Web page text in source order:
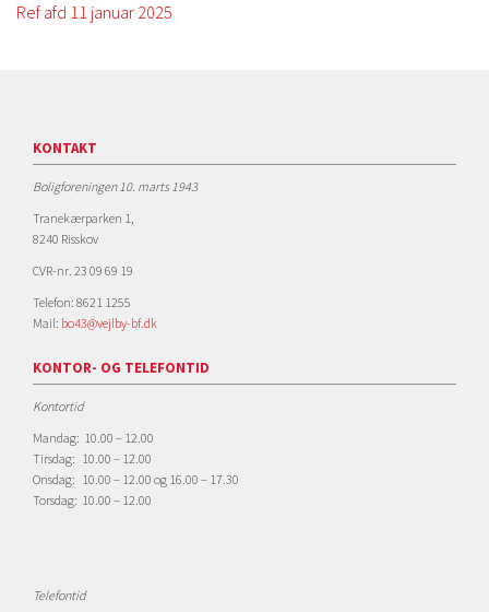
Ref afd 11 januar 2025
KONTAKT
Boligforeningen 10. marts 1943
Tranekærparken 1,
8240 Risskov
CVR-nr. 23 09 69 19
Telefon: 8621 1255
Mail: bo43@vejlby-bf.dk
KONTOR- OG TELEFONTID
Kontortid
Mandag: 10.00 – 12.00
Tirsdag: 10.00 – 12.00
Onsdag: 10.00 – 12.00 og 16.00 – 17.30
Torsdag: 10.00 – 12.00
Telefontid